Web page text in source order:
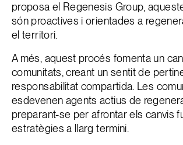
proposa el Regenesis Group,
són proactives i orientades a
el territori.
A més, aquest procés fomenta un
comunitats, creant un sentit de
responsabilitat compartida. Les
esdevenen agents actius de
preparant-se per afrontar els canvis
estratègies a llarg termini.